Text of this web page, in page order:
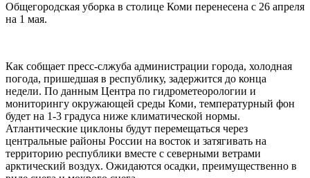
Общегородская уборка в столице Коми перенесена с 26 апреля
на 1 мая.
Как собщает пресс-слжуба администрации города, холодная
погода, пришедшая в республику, задержится до конца
недели. По данным Центра по гидрометеорологии и
мониторингу окружающей среды Коми, температурный фон
будет на 1-3 градуса ниже климатической нормы.
Атлантические циклоны будут перемещаться через
центральные районы России на восток и затягивать на
территорию республики вместе с северными ветрами
арктический воздух. Ожидаются осадки, преимущественно в